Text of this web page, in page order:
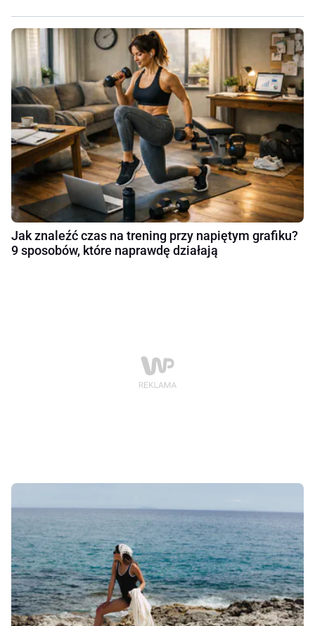
Jak znaleźć czas na trening przy napiętym grafiku?
9 sposobów, które naprawdę działają